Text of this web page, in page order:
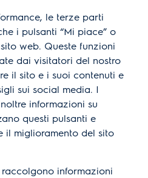
le terze parti
i pulsanti “Mi piace” o
web. Queste funzioni
dai visitatori del nostro
il sito e i suoi contenuti e
sui social media. I
informazioni su
questi pulsanti e
il miglioramento del sito
informazioni